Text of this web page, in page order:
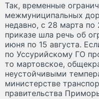
Так, временные
межмуниципальных
недавно, с 28 марта
приказе шла речь об
июня по 15 августа.
по Уссурийскому ГО
то мартовское,
неустойчивыми
министерстве
правительства